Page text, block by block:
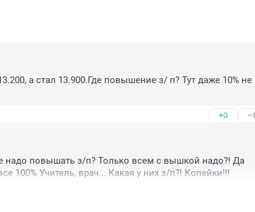
а стал 13.900.Где повышение з/ п? Тут даже 10% не
+0
надо повышать з/п? Только всем с вышкой надо?! Да
100% Учитель, врач... Какая у них з/п?! Копейки!!!